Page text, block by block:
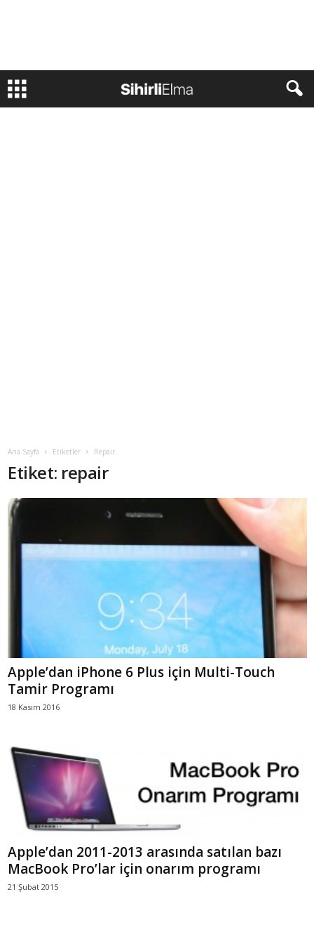
Ana Sayfa Etiketler Repair
Etiket: repair
Apple’dan iPhone 6 Plus için Multi-Touch
Tamir Programı
18 Kasım 2016
Apple’dan 2011-2013 arasında satılan bazı
MacBook Pro’lar için onarım programı
21 Şubat 2015